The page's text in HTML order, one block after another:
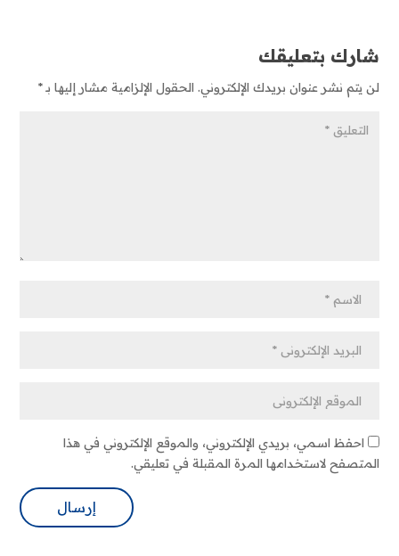
شارك بتعليقك
لن يتم نشر عنوان بريدك الإلكتروني. الحقول الإلزامية مشار إليها بـ*
احفظ اسمي، بريدي الإلكتروني، والموقع الإلكتروني في هذا
المتصفح لاستخدامها المرة المقبلة في تعليقي.